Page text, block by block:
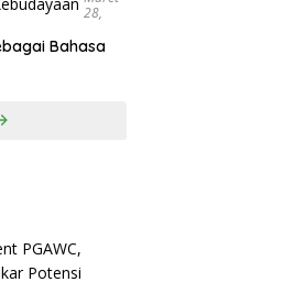
28,
Bahasa